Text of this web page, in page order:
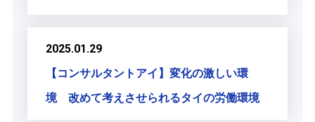
2025.01.29
【コンサルタントアイ】変化の激しい環
境 改めて考えさせられるタイの労働環境